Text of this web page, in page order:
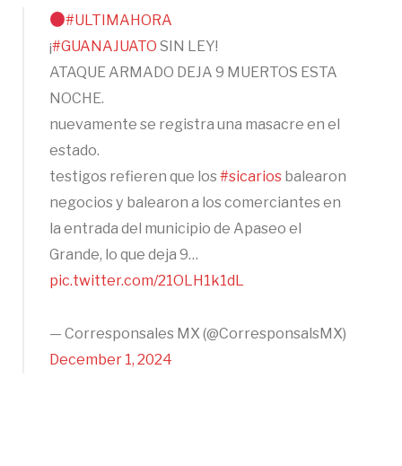
#ULTIMAHORA
¡#GUANAJUATO SIN LEY!
ATAQUE ARMADO DEJA 9 MUERTOS ESTA
NOCHE.
nuevamente se registra una masacre en el
estado.
testigos refieren que los #sicarios balearon
negocios y balearon a los comerciantes en
la entrada del municipio de Apaseo el
Grande, lo que deja 9…
pic.twitter.com/21OLH1k1dL
— Corresponsales MX (@CorresponsalsMX)
December 1, 2024